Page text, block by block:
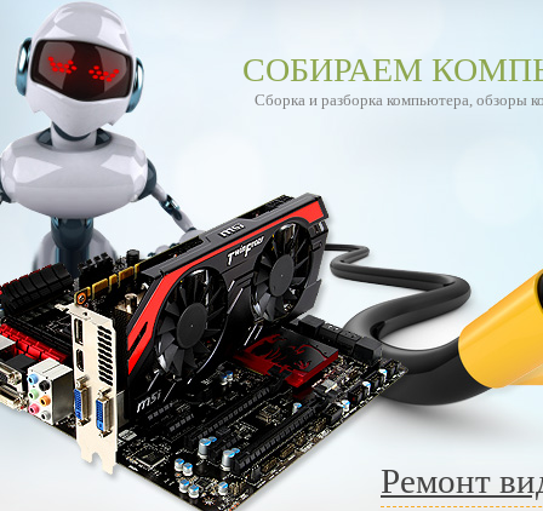
СОБИРАЕМ
Сборка и разборка компьютера, обзоры
Ремонт